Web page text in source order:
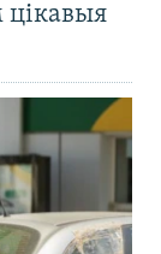
цікавыя